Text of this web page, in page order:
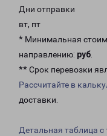
Дни отправки
вт, пт
* Минимальная
направлению: руб.
** Срок перевозки
Рассчитайте в
доставки.
Детальная таблица